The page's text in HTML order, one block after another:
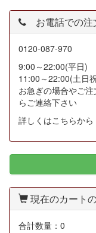
お電話での注
0120-087-970
9:00～22:00(平日)
11:00～22:00(土日
お急ぎの場合やご
らご連絡下さい
詳しくはこちらから
現在のカート
合計数量： 0